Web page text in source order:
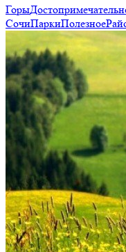
Горы
СочиПаркиПолезное